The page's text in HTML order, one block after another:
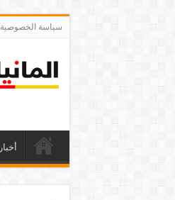
سياسة الخصوصية
أخبار